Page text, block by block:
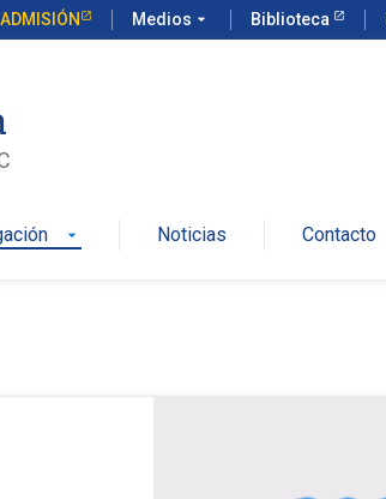
ADMISIÓN Medios arrow_drop_down Biblioteca
arrow_drop_down Noticias Contacto